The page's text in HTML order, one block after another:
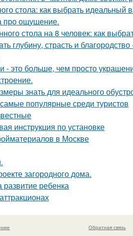
стола: как выбрать идеальный
про ощущение.
стола на 8 человек: как
глубину, страсть и
- это больше, чем просто
знать для идеального
популярные среди туристов
инструкция по установке
в Москве
загородного дома.
развитие ребенка
Обратная связь